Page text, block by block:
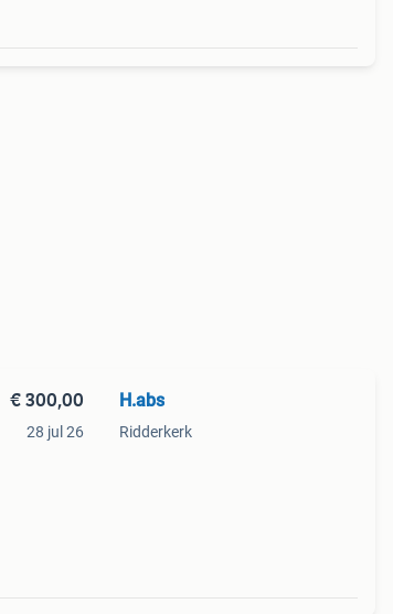
€ 300,00
28 jul 26
H.abs
Ridderkerk